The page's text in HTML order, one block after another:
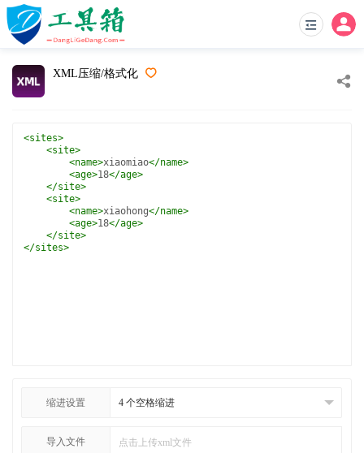
XML压缩/格式化
<sites>
<site>
<name>xiaomiao</name>
<age>18</age>
</site>
<site>
<name>xiaohong</name>
<age>18</age>
</site>
</sites>
缩进设置
导入文件 点击上传xml文件